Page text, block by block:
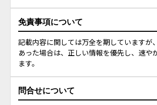
免責事項について
記載内容に関しては万全を期していますが
あった場合は、正しい情報を優先し、速や
ます。
問合せについて